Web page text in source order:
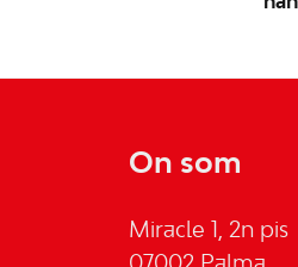
On som
Miracle 1, 2n pis